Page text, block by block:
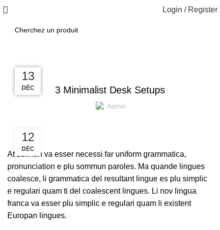
Login / Register
3 Minimalist Desk Setups
Admin
12
DÉC
At solmen va esser necessi far uniform grammatica,
pronunciation e plu sommun paroles. Ma quande lingues
coalesce, li grammatica del resultant lingue es plu simplic
e regulari quam ti del coalescent lingues. Li nov lingua
franca va esser plu simplic e regulari quam li existent
Europan lingues.
13
DÉC
13
DÉC
13
DÉC
13
DÉC